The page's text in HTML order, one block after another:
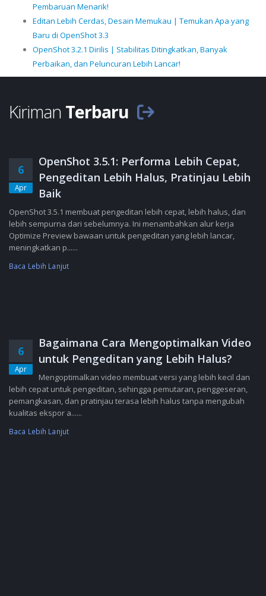
Pembaruan Menarik!
Editan Lebih Cerdas, Desain Memukau | Temukan Apa yang
Baru di OpenShot 3.3
OpenShot 3.2.1 Dirilis | Stabilitas Ditingkatkan, Banyak
Perbaikan, dan Peluncuran Lebih Lancar!
Kiriman Terbaru
6
Apr
OpenShot 3.5.1: Performa Lebih Cepat,
Pengeditan Lebih Halus, Pratinjau Lebih
Baik
OpenShot 3.5.1 membuat pengeditan lebih cepat, lebih halus, dan
lebih sempurna dari sebelumnya. Ini menambahkan alur kerja
Optimize Preview bawaan untuk pengeditan yang lebih lancar,
meningkatkan p......
Baca Lebih Lanjut
6
Apr
Bagaimana Cara Mengoptimalkan Video
untuk Pengeditan yang Lebih Halus?
Mengoptimalkan video membuat versi yang lebih kecil dan
lebih cepat untuk pengeditan, sehingga pemutaran, penggeseran,
pemangkasan, dan pratinjau terasa lebih halus tanpa mengubah
kualitas ekspor a......
Baca Lebih Lanjut